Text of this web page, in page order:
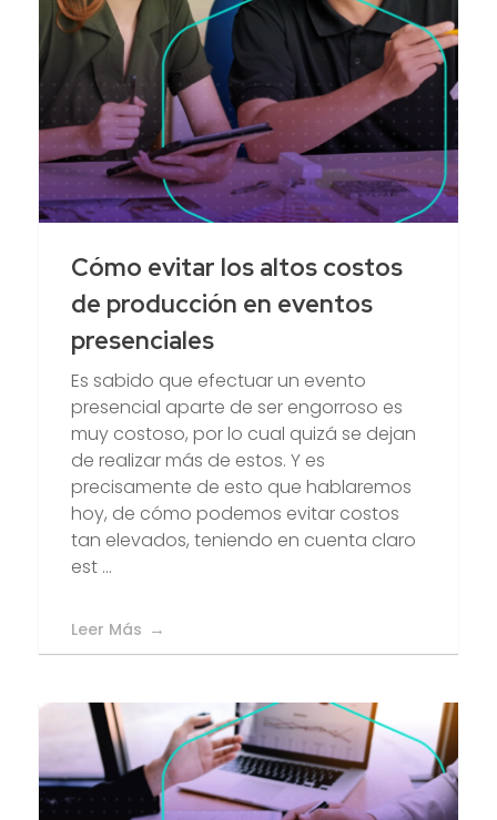
Cómo evitar los altos costos
de producción en eventos
presenciales
Es sabido que efectuar un evento
presencial aparte de ser engorroso es
muy costoso, por lo cual quizá se dejan
de realizar más de estos. Y es
precisamente de esto que hablaremos
hoy, de cómo podemos evitar costos
tan elevados, teniendo en cuenta claro
est ...
Leer Más